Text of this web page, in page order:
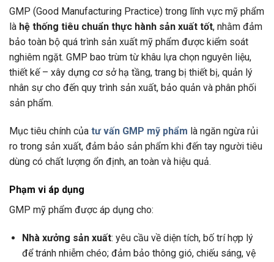
GMP (Good Manufacturing Practice) trong lĩnh vực mỹ phẩm
là hệ thống tiêu chuẩn thực hành sản xuất tốt, nhằm đảm
bảo toàn bộ quá trình sản xuất mỹ phẩm được kiểm soát
nghiêm ngặt. GMP bao trùm từ khâu lựa chọn nguyên liệu,
thiết kế – xây dựng cơ sở hạ tầng, trang bị thiết bị, quản lý
nhân sự cho đến quy trình sản xuất, bảo quản và phân phối
sản phẩm.
Mục tiêu chính của tư vấn GMP mỹ phẩm là ngăn ngừa rủi
ro trong sản xuất, đảm bảo sản phẩm khi đến tay người tiêu
dùng có chất lượng ổn định, an toàn và hiệu quả.
Phạm vi áp dụng
GMP mỹ phẩm được áp dụng cho:
Nhà xưởng sản xuất: yêu cầu về diện tích, bố trí hợp lý
để tránh nhiễm chéo; đảm bảo thông gió, chiếu sáng, vệ